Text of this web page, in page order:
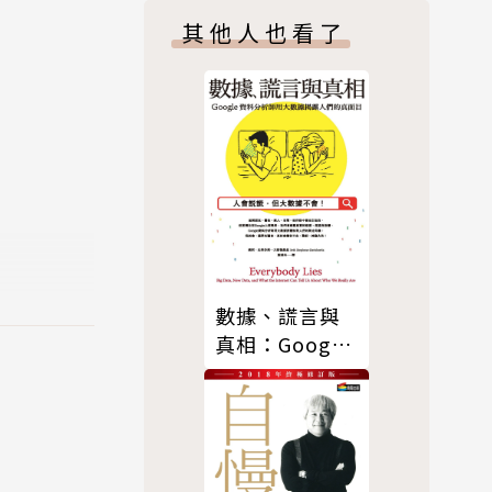
將意味
繼續支
開美
人幹著
事實基
說，如
其他人也看了
數據、謊言與
真相：Google
資料分析師用
大數據揭露人
們的真面目